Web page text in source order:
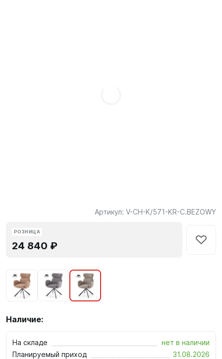
Артикул: V-CH-K/571-KR-C.BEZOWY
РОЗНИЦА
24 840 ₽
Наличие:
На складе
нет в наличии
Планируемый приход
31.08.2026